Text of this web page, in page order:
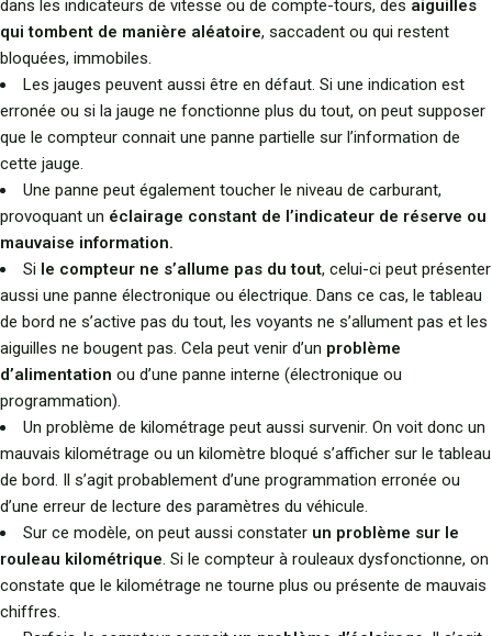
dans les indicateurs de vitesse ou de compte-tours, des aiguilles
qui tombent de manière aléatoire, saccadent ou qui restent
bloquées, immobiles.
Les jauges peuvent aussi être en défaut. Si une indication est
erronée ou si la jauge ne fonctionne plus du tout, on peut supposer
que le compteur connait une panne partielle sur l’information de
cette jauge.
Une panne peut également toucher le niveau de carburant,
provoquant un éclairage constant de l’indicateur de réserve ou
mauvaise information.
Si le compteur ne s’allume pas du tout, celui-ci peut présenter
aussi une panne électronique ou électrique. Dans ce cas, le tableau
de bord ne s’active pas du tout, les voyants ne s’allument pas et les
aiguilles ne bougent pas. Cela peut venir d’un problème
d’alimentation ou d’une panne interne (électronique ou
programmation).
Un problème de kilométrage peut aussi survenir. On voit donc un
mauvais kilométrage ou un kilomètre bloqué s’afficher sur le tableau
de bord. Il s’agit probablement d’une programmation erronée ou
d’une erreur de lecture des paramètres du véhicule.
Sur ce modèle, on peut aussi constater un problème sur le
rouleau kilométrique. Si le compteur à rouleaux dysfonctionne, on
constate que le kilométrage ne tourne plus ou présente de mauvais
chiffres.